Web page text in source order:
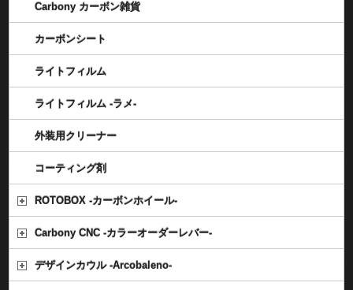
Carbony カーボン雑貨
カーボンシート
ライトフィルム
ライトフィルム -ラメ-
外装用クリーナー
コーティング剤
ROTOBOX -カーボンホイール-
Carbony CNC -カラーオーダーレバー-
デザインカウル -Arcobaleno-